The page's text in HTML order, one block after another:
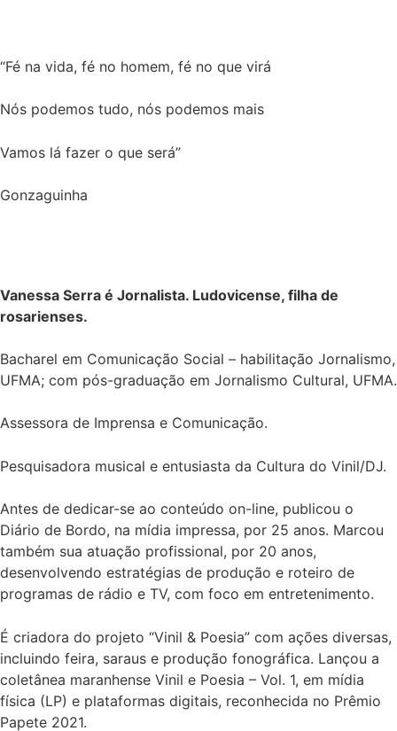
“Fé na vida, fé no homem, fé no que virá
Nós podemos tudo, nós podemos mais
Vamos lá fazer o que será”
Gonzaguinha
Vanessa Serra é Jornalista. Ludovicense, filha de
rosarienses.
Bacharel em Comunicação Social – habilitação Jornalismo,
UFMA; com pós-graduação em Jornalismo Cultural, UFMA.
Assessora de Imprensa e Comunicação.
Pesquisadora musical e entusiasta da Cultura do Vinil/DJ.
Antes de dedicar-se ao conteúdo on-line, publicou o
Diário de Bordo, na mídia impressa, por 25 anos. Marcou
também sua atuação profissional, por 20 anos,
desenvolvendo estratégias de produção e roteiro de
programas de rádio e TV, com foco em entretenimento.
É criadora do projeto “Vinil & Poesia” com ações diversas,
incluindo feira, saraus e produção fonográfica. Lançou a
coletânea maranhense Vinil e Poesia – Vol. 1, em mídia
física (LP) e plataformas digitais, reconhecida no Prêmio
Papete 2021.